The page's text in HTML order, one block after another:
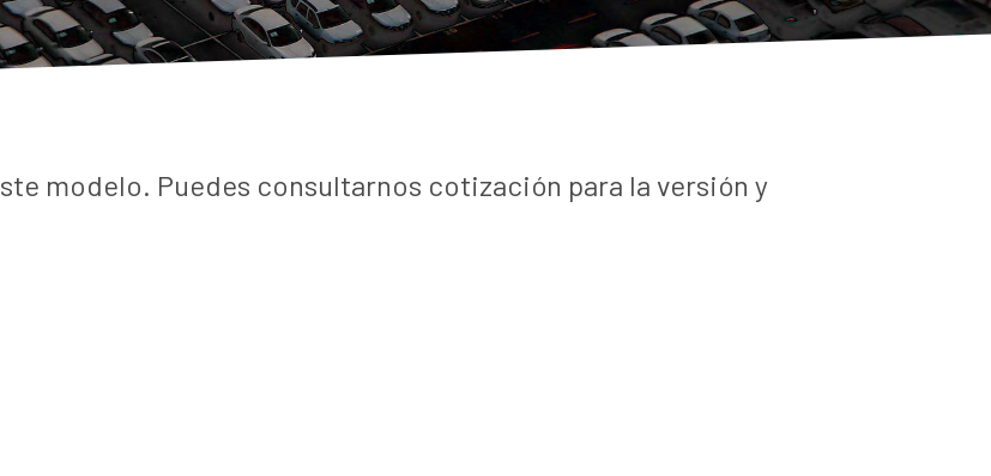
modelo. Puedes consultarnos cotización para la versión y